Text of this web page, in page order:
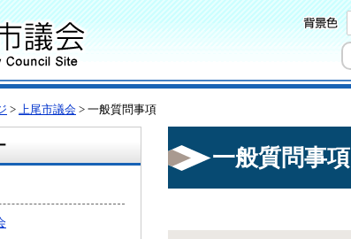
> 上尾市議会 > 一般質問事項
一般質問事項